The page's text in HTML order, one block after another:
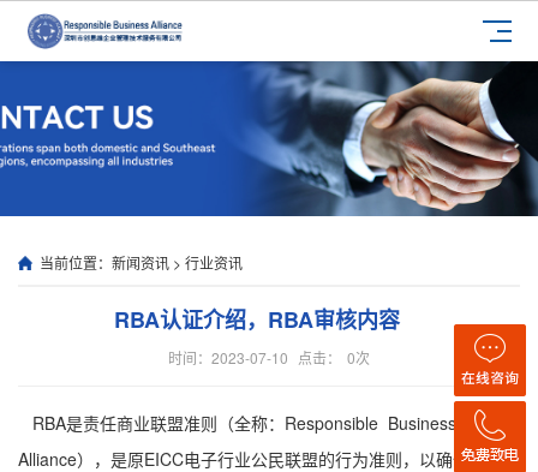
当前位置： 新闻资讯 > 行业资讯
RBA认证介绍，RBA审核内容
时间：2023-07-10 点击： 0次
RBA是责任商业联盟准则（全称：Responsible Business
Alliance），是原EICC电子行业公民联盟的行为准则，以确保电子行